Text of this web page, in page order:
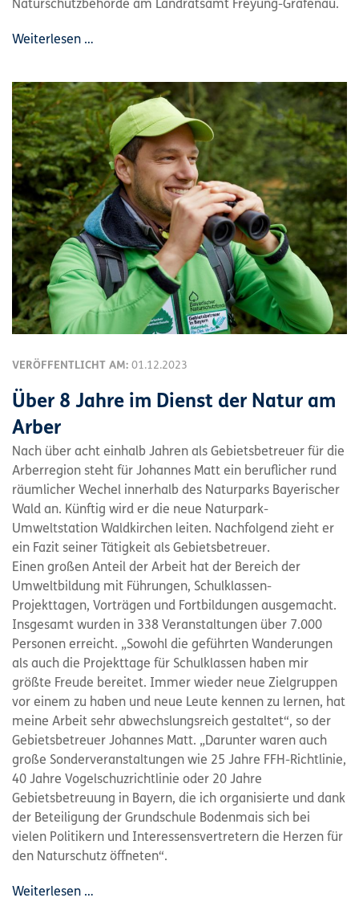
Naturschutzbehörde am Landratsamt Freyung-Grafenau.
Weiterlesen …
VERÖFFENTLICHT AM: 01.12.2023
Über 8 Jahre im Dienst der Natur am
Arber
Nach über acht einhalb Jahren als Gebietsbetreuer für die
Arberregion steht für Johannes Matt ein beruflicher rund
räumlicher Wechel innerhalb des Naturparks Bayerischer
Wald an. Künftig wird er die neue Naturpark-
Umweltstation Waldkirchen leiten. Nachfolgend zieht er
ein Fazit seiner Tätigkeit als Gebietsbetreuer.
Einen großen Anteil der Arbeit hat der Bereich der
Umweltbildung mit Führungen, Schulklassen-
Projekttagen, Vorträgen und Fortbildungen ausgemacht.
Insgesamt wurden in 338 Veranstaltungen über 7.000
Personen erreicht. „Sowohl die geführten Wanderungen
als auch die Projekttage für Schulklassen haben mir
größte Freude bereitet. Immer wieder neue Zielgruppen
vor einem zu haben und neue Leute kennen zu lernen, hat
meine Arbeit sehr abwechslungsreich gestaltet“, so der
Gebietsbetreuer Johannes Matt. „Darunter waren auch
große Sonderveranstaltungen wie 25 Jahre FFH-Richtlinie,
40 Jahre Vogelschuzrichtlinie oder 20 Jahre
Gebietsbetreuung in Bayern, die ich organisierte und dank
der Beteiligung der Grundschule Bodenmais sich bei
vielen Politikern und Interessensvertretern die Herzen für
den Naturschutz öffneten“.
Weiterlesen …